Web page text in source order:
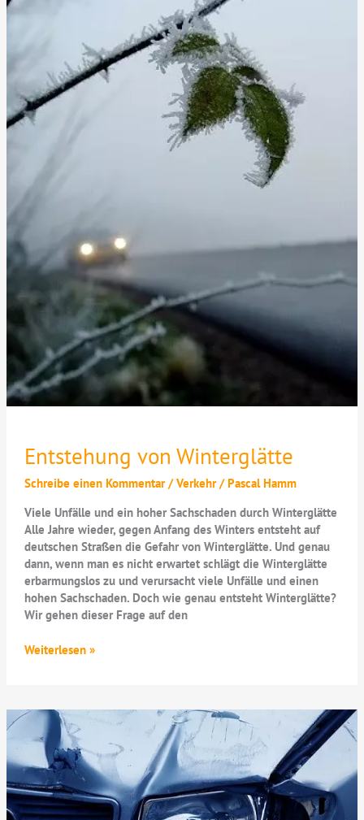
Entstehung von Winterglätte
Schreibe einen Kommentar /Verkehr/Pascal Hamm
Viele Unfälle und ein hoher Sachschaden durch Winterglätte
Alle Jahre wieder, gegen Anfang des Winters entsteht auf
deutschen Straßen die Gefahr von Winterglätte. Und genau
dann, wenn man es nicht erwartet schlägt die Winterglätte
erbarmungslos zu und verursacht viele Unfälle und einen
hohen Sachschaden. Doch wie genau entsteht Winterglätte?
Wir gehen dieser Frage auf den
Entstehung
Weiterlesen »